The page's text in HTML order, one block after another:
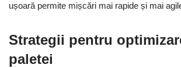
ușoară permite mișcări mai rapide și mai
Strategii pentru
paletei